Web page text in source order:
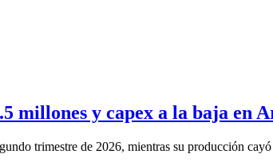
millones y capex a la baja en
trimestre de 2026, mientras su producción